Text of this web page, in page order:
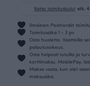
Katso toimituskulut alk.
Ilmainen Postnordin
Toimitusaika 1 - 3 pv
Osta huoletta. Vaatteilla
palautusoikeus.
Osta helposti tutuilla ja
korttimaksu, MobilePay,
Maksa vasta, kun olet
maksuaika.